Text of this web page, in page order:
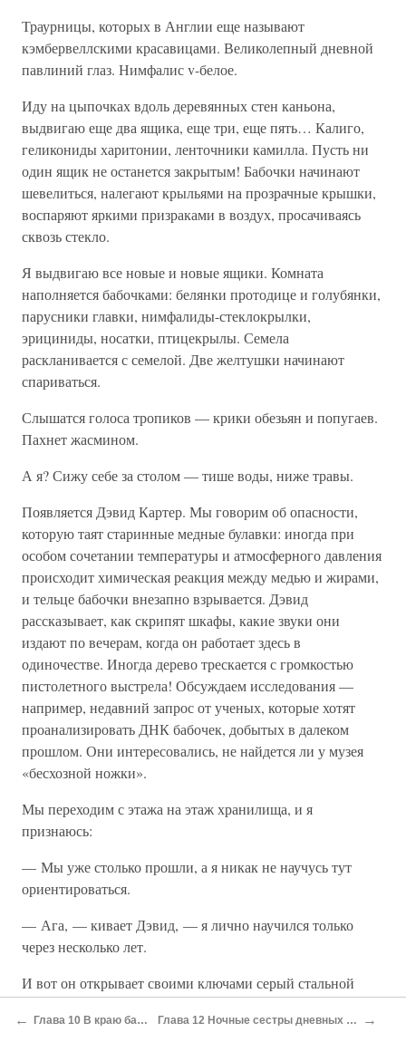
Траурницы, которых в Англии еще называют
кэмбервеллскими красавицами. Великолепный дневной
павлиний глаз. Нимфалис v-белое.
Иду на цыпочках вдоль деревянных стен каньона,
выдвигаю еще два ящика, еще три, еще пять… Калиго,
геликониды харитонии, ленточники камилла. Пусть ни
один ящик не останется закрытым! Бабочки начинают
шевелиться, налегают крыльями на прозрачные крышки,
воспаряют яркими призраками в воздух, просачиваясь
сквозь стекло.
Я выдвигаю все новые и новые ящики. Комната
наполняется бабочками: белянки протодице и голубянки,
парусники главки, нимфалиды-стеклокрылки,
эрициниды, носатки, птицекрылы. Семела
раскланивается с семелой. Две желтушки начинают
спариваться.
Слышатся голоса тропиков — крики обезьян и попугаев.
Пахнет жасмином.
А я? Сижу себе за столом — тише воды, ниже травы.
Появляется Дэвид Картер. Мы говорим об опасности,
которую таят старинные медные булавки: иногда при
особом сочетании температуры и атмосферного давления
происходит химическая реакция между медью и жирами,
и тельце бабочки внезапно взрывается. Дэвид
рассказывает, как скрипят шкафы, какие звуки они
издают по вечерам, когда он работает здесь в
одиночестве. Иногда дерево трескается с громкостью
пистолетного выстрела! Обсуждаем исследования —
например, недавний запрос от ученых, которые хотят
проанализировать ДНК бабочек, добытых в далеком
прошлом. Они интересовались, не найдется ли у музея
«бесхозной ножки».
Мы переходим с этажа на этаж хранилища, и я
признаюсь:
— Мы уже столько прошли, а я никак не научусь тут
ориентироваться.
— Ага, — кивает Дэвид, — я лично научился только
через несколько лет.
И вот он открывает своими ключами серый стальной
которое передал музею сэр Ханс Слоун, купивший эту
← Глава 10 В краю бабочек Глава 12 Ночные сестры дневных бабочек →